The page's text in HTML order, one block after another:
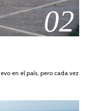
02
en el país, pero cada vez